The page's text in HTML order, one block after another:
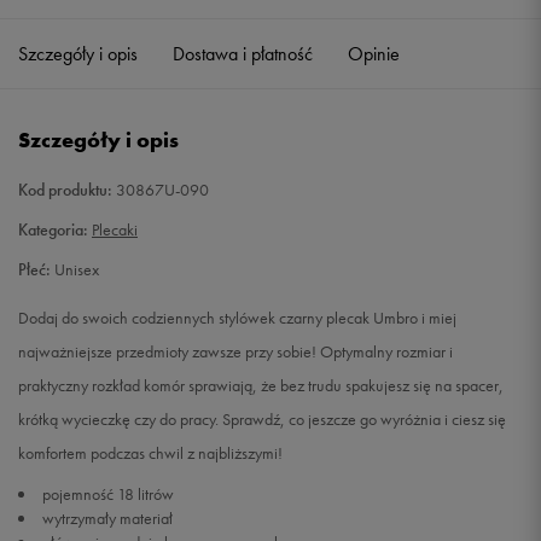
Szczegóły i opis Dostawa i płatność Opinie
Szczegóły i opis
Kod produktu: 30867U-090
Kategoria: Plecaki
Płeć: Unisex
Dodaj do swoich codziennych stylówek czarny plecak Umbro i miej
najważniejsze przedmioty zawsze przy sobie! Optymalny rozmiar i
praktyczny rozkład komór sprawiają, że bez trudu spakujesz się na spacer,
krótką wycieczkę czy do pracy. Sprawdź, co jeszcze go wyróżnia i ciesz się
komfortem podczas chwil z najbliższymi!
pojemność 18 litrów
wytrzymały materiał